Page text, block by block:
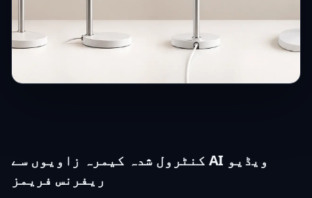
کنٹرول شدہ کیمرہ زاویوں سے AI ویڈیو
ریفرنس فریمز